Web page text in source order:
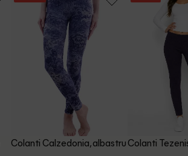
Colanti Calzedonia, albastru Colanti